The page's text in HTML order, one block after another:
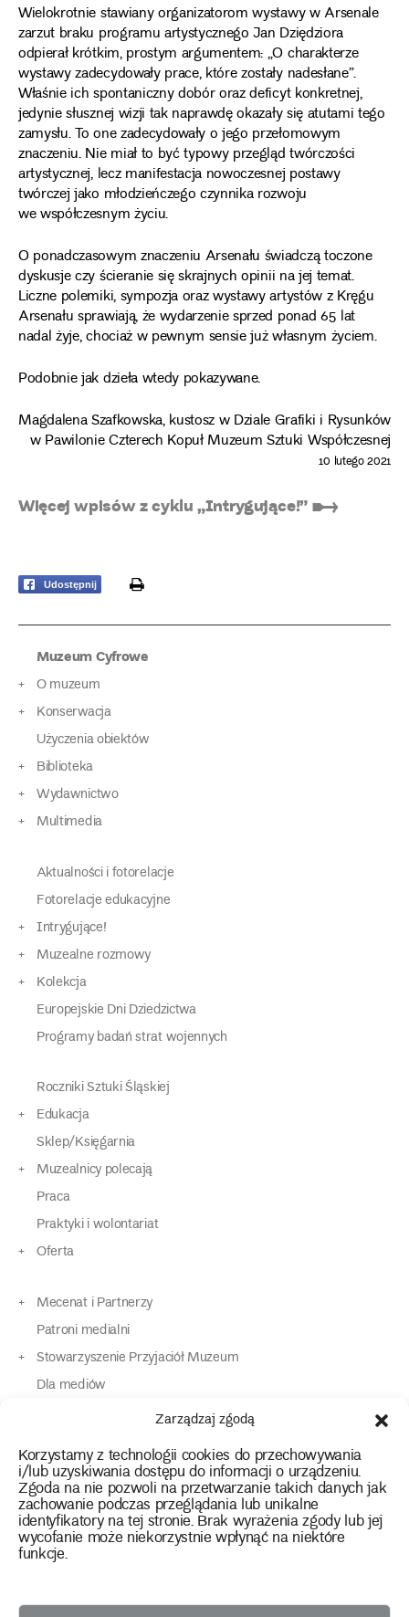
Zarządzaj zgodą
Korzystamy z technologii cookies do przechowywania
i/lub uzyskiwania dostępu do informacji o urządzeniu.
Zgoda na nie pozwoli na przetwarzanie takich danych jak
zachowanie podczas przeglądania lub unikalne
identyfikatory na tej stronie. Brak wyrażenia zgody lub jej
wycofanie może niekorzystnie wpłynąć na niektóre
funkcje.
Wielokrotnie stawiany organizatorom wystawy w Arsenale
zarzut braku programu artystycznego Jan Dziędziora
odpierał krótkim, prostym argumentem: „O charakterze
wystawy zadecydowały prace, które zostały nadesłane”.
Właśnie ich spontaniczny dobór oraz deficyt konkretnej,
jedynie słusznej wizji tak naprawdę okazały się atutami tego
zamysłu. To one zadecydowały o jego przełomowym
znaczeniu. Nie miał to być typowy przegląd twórczości
artystycznej, lecz manifestacja nowoczesnej postawy
twórczej jako młodzieńczego czynnika rozwoju
we współczesnym życiu.
O ponadczasowym znaczeniu Arsenału świadczą toczone
dyskusje czy ścieranie się skrajnych opinii na jej temat.
Liczne polemiki, sympozja oraz wystawy artystów z Kręgu
Arsenału sprawiają, że wydarzenie sprzed ponad 65 lat
nadal żyje, chociaż w pewnym sensie już własnym życiem.
Podobnie jak dzieła wtedy pokazywane.
Magdalena Szafkowska, kustosz w Dziale Grafiki i Rysunków
w Pawilonie Czterech Kopuł Muzeum Sztuki Współczesnej
10 lutego 2021
Więcej wpisów z cyklu „Intrygujące!” ➸
Udostępnij print
Muzeum Cyfrowe
O muzeum
Konserwacja
Użyczenia obiektów
Biblioteka
Wydawnictwo
Multimedia
Aktualności i fotorelacje
Fotorelacje edukacyjne
Intrygujące!
Muzealne rozmowy
Kolekcja
Europejskie Dni Dziedzictwa
Programy badań strat wojennych
Roczniki Sztuki Śląskiej
Edukacja
Sklep/Księgarnia
Muzealnicy polecają
Praca
Praktyki i wolontariat
Oferta
Mecenat i Partnerzy
Patroni medialni
Stowarzyszenie Przyjaciół Muzeum
Dla mediów
Dla osób o specjalnych potrzebach
Kontakt
instagram
twitterfacebookyoutube
tiktok
Polityka prywatności